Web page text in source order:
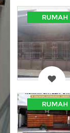
RUMAH
RUMAH